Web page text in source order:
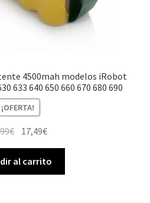
4500mah modelos iRobot
633 640 650 660 670 680 690
¡OFERTA!
€ El
precio
original
era:
17,49€El
precio
actual
es:
al carrito